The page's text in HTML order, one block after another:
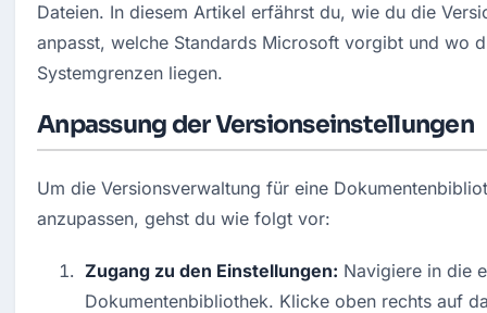
Dateien. In diesem Artikel erfährst du, wie du die
anpasst, welche Standards Microsoft vorgibt und wo
Systemgrenzen liegen.
Anpassung der Versionseinstellungen
Um die Versionsverwaltung für eine
anzupassen, gehst du wie folgt vor:
Zugang zu den Einstellungen: Navigiere in die
Dokumentenbibliothek. Klicke oben rechts auf